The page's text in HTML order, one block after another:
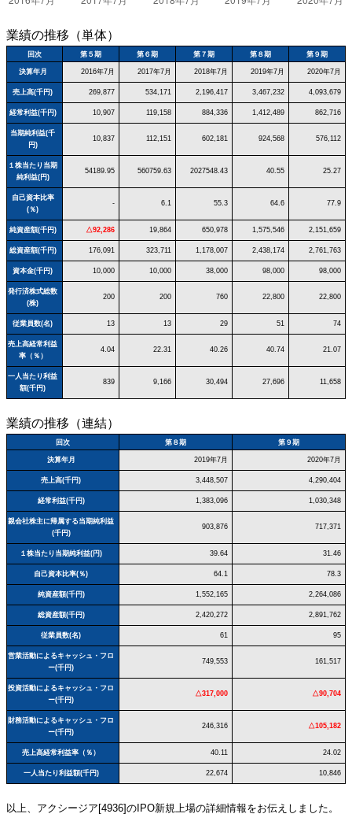
業績の推移（単体）
回次 第５期 第６期 第７期 第８期 第９期
決算年月 2016年7月 2017年7月 2018年7月 2019年7月 2020年7月
売上高(千円) 269,877 534,171 2,196,417 3,467,232 4,093,679
経常利益(千円) 10,907 119,158 884,336 1,412,489 862,716
当期純利益(千
円)
10,837 112,151 602,181 924,568 576,112
１株当たり当期
純利益(円)
54189.95 560759.63 2027548.43 40.55 25.27
自己資本比率
(％)
- 6.1 55.3 64.6 77.9
純資産額(千円) △92,286 19,864 650,978 1,575,546 2,151,659
総資産額(千円) 176,091 323,711 1,178,007 2,438,174 2,761,763
資本金(千円) 10,000 10,000 38,000 98,000 98,000
発行済株式総数
(株)
200 200 760 22,800 22,800
従業員数(名) 13 13 29 51 74
売上高経常利益
率（％）
4.04 22.31 40.26 40.74 21.07
一人当たり利益
額(千円)
839 9,166 30,494 27,696 11,658
業績の推移（連結）
回次 第８期 第９期
決算年月 2019年7月 2020年7月
売上高(千円) 3,448,507 4,290,404
経常利益(千円) 1,383,096 1,030,348
親会社株主に帰属する当期純利益
(千円)
903,876 717,371
１株当たり当期純利益(円) 39.64 31.46
自己資本比率(％) 64.1 78.3
純資産額(千円) 1,552,165 2,264,086
総資産額(千円) 2,420,272 2,891,762
従業員数(名) 61 95
営業活動によるキャッシュ・フロ
ー(千円)
749,553 161,517
投資活動によるキャッシュ・フロ
ー(千円)
△317,000 △90,704
財務活動によるキャッシュ・フロ
ー(千円)
246,316 △105,182
売上高経常利益率（％） 40.11 24.02
一人当たり利益額(千円) 22,674 10,846
以上、アクシージア[4936]のIPO新規上場の詳細情報をお伝えしました。